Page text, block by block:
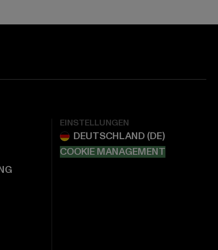
EINSTELLUNGEN
COOKIE MANAGEMENT